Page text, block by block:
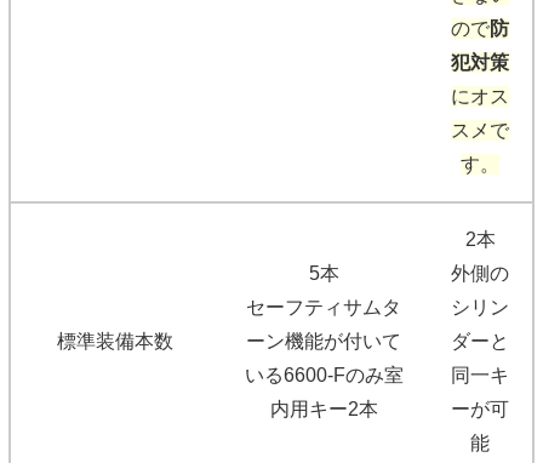
ので防
犯対策
にオス
スメで
す。
標準装備本数
5本
セーフティサムタ
ーン機能が付いて
いる6600-Fのみ室
内用キー2本
2本
外側の
シリン
ダーと
同一キ
ーが可
能